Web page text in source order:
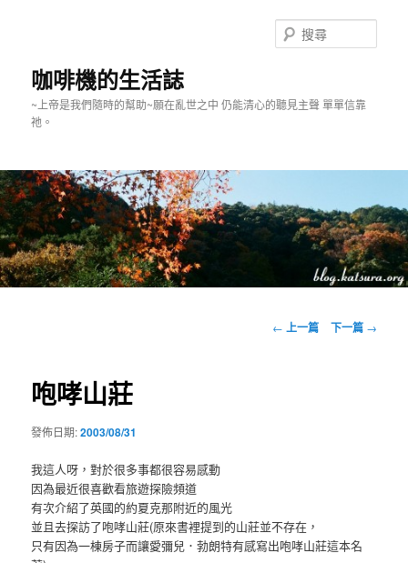
咖啡機的生活誌
~上帝是我們隨時的幫助~願在亂世之中 仍能清心的聽見主聲 單單信靠
祂。
尋
文
← 上一篇 下一篇 →
咆哮山莊
發佈日期:2003/08/31
我這人呀，對於很多事都很容易感動
因為最近很喜歡看旅遊探險頻道
有次介紹了英國的約夏克那附近的風光
並且去探訪了咆哮山莊(原來書裡提到的山莊並不存在，
只有因為一棟房子而讓愛彌兒．勃朗特有感寫出咆哮山莊這本名